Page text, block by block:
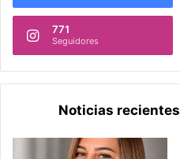
771
Seguidores
Noticias recientes